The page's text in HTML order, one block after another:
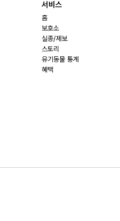
서비스
홈
보호소
실종/제보
스토리
유기동물 통계
혜택